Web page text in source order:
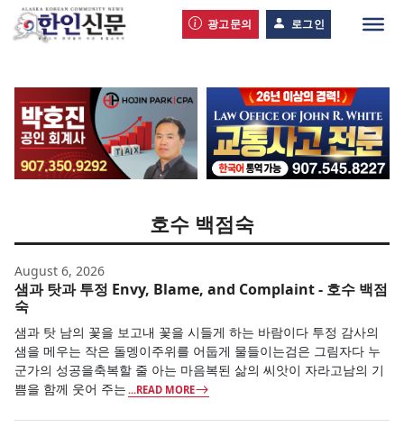
광고문의 로그인
호수 백점숙
August 6, 2026
샘과 탓과 투정 Envy, Blame, and Complaint - 호수 백점
숙
샘과 탓 남의 꽃을 보고내 꽃을 시들게 하는 바람이다 투정 감사의
샘을 메우는 작은 돌멩이주위를 어둡게 물들이는검은 그림자다 누
군가의 성공을축복할 줄 아는 마음복된 삶의 씨앗이 자라고남의 기
쁨을 함께 웃어 주는 ...READ MORE